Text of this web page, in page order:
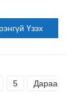
Үзэх
5
Дараа